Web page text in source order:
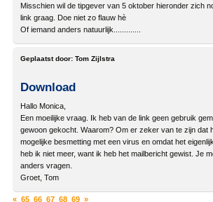
Misschien wil de tipgever van 5 oktober hieronder zich
link graag. Doe niet zo flauw hè
Of iemand anders natuurlijk.............
Geplaatst door: Tom Zijlstra
Download
Hallo Monica,
Een moeilijke vraag. Ik heb van de link geen gebruik
gewoon gekocht. Waarom? Om er zeker van te zijn dat
mogelijke besmetting met een virus en omdat het
heb ik niet meer, want ik heb het mailbericht gewist. Je
anders vragen.
Groet, Tom
« 65 66 67 68 69 »